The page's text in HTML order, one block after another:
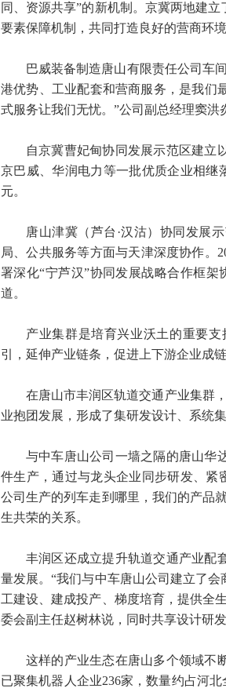
同、资源共享”的新机制。京冀两地建
要素保障机制，共同打造良好的营商环境
巴威装备制造唐山有限责任公司车
港优势、工业配套和营商服务，是我们
式服务让我们无忧。”公司副总经理窦洪
自京冀曹妃甸协同发展示范区建立
京巴威、华润电力等一批优质企业相继
元。
唐山津冀（芦台·汉沽）协同发展
局、公共服务等方面与天津深度协作。
署深化“宁芦汉”协同发展战略合作框
道。
产业集群是培育兴业沃土的重要
引，延伸产业链条，促进上下游企业成
在唐山市丰润区轨道交通产业集群
业抱团发展，形成了集研发设计、系统
与中车唐山公司一墙之隔的唐山华
件生产，通过与龙头企业同步研发、紧
公司生产的列车走到哪里，我们的产品
生共荣的关系。
丰润区还成立提升轨道交通产业配
量发展。“我们与中车唐山公司建立了
工建设、建成投产、梯度培育，提供全
委会副主任赵树林说，同时共享设计研
这样的产业生态在唐山多个领域不
已聚集机器人企业236家，数量约占河